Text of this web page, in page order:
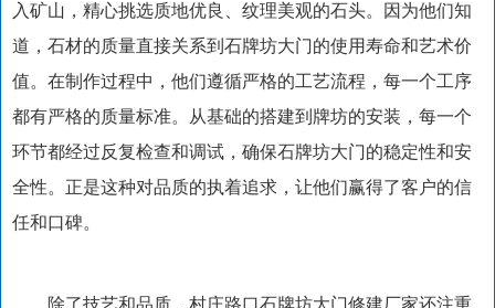
入矿山，精心挑选质地优良、纹理美观的石头。因为他们知
道，石材的质量直接关系到石牌坊大门的使用寿命和艺术价
值。在制作过程中，他们遵循严格的工艺流程，每一个工序
都有严格的质量标准。从基础的搭建到牌坊的安装，每一个
环节都经过反复检查和调试，确保石牌坊大门的稳定性和安
全性。正是这种对品质的执着追求，让他们赢得了客户的信
任和口碑。